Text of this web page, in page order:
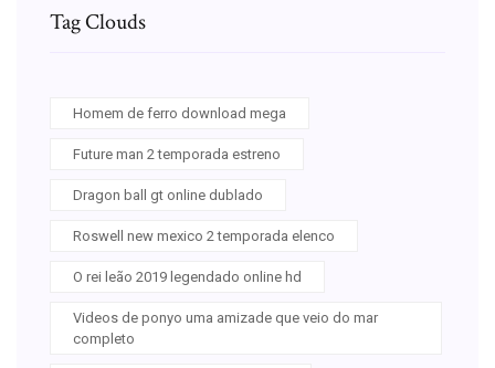
Tag Clouds
Homem de ferro download mega
Future man 2 temporada estreno
Dragon ball gt online dublado
Roswell new mexico 2 temporada elenco
O rei leão 2019 legendado online hd
Videos de ponyo uma amizade que veio do mar
completo